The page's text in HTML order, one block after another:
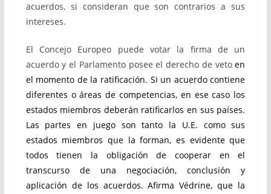
acuerdos, si consideran que son contrarios a sus
intereses.
El Concejo Europeo puede votar la firma de un
acuerdo y el Parlamento posee el derecho de vetoen
el momento de la ratificación. Si un acuerdo contiene
diferentes o áreas de competencias, en ese caso los
estados miembros deberán ratificarlos en sus países.
Las partes en juego son tanto la U.E. como sus
estados miembros que la forman, es evidente que
todos tienen la obligación de cooperar en el
transcurso de una negociación, conclusión y
aplicación de los acuerdos. Afirma Védrine, que la